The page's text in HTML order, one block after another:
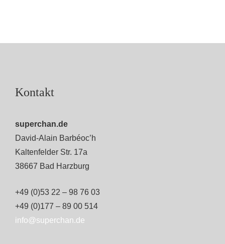
Kontakt
superchan.de
David-Alain Barbéoc’h
Kaltenfelder Str. 17a
38667 Bad Harzburg
+49 (0)53 22 – 98 76 03
+49 (0)177 – 89 00 514
info@superchan.de